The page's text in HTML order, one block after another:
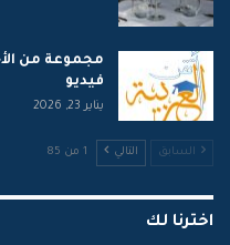
مجموعة من
فيديو
يناير 23, 2026
السابق التالي 1 من 85
اخترنا لك